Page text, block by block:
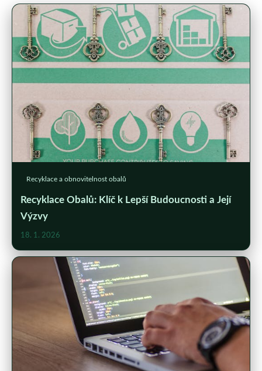
Recyklace a obnovitelnost obalů
Recyklace Obalů: Klíč k Lepší Budoucnosti a Její
Výzvy
18. 1. 2026